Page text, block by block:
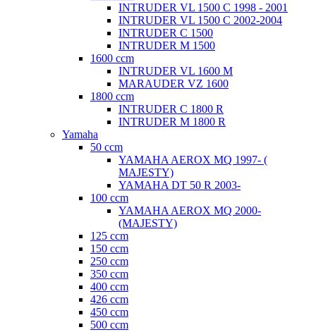
INTRUDER VL 1500 C 1998 - 2001
INTRUDER VL 1500 C 2002-2004
INTRUDER C 1500
INTRUDER M 1500
1600 ccm
INTRUDER VL 1600 M
MARAUDER VZ 1600
1800 ccm
INTRUDER C 1800 R
INTRUDER M 1800 R
Yamaha
50 ccm
YAMAHA AEROX MQ 1997- (
MAJESTY)
YAMAHA DT 50 R 2003-
100 ccm
YAMAHA AEROX MQ 2000-
(MAJESTY)
125 ccm
150 ccm
250 ccm
350 ccm
400 ccm
426 ccm
450 ccm
500 ccm